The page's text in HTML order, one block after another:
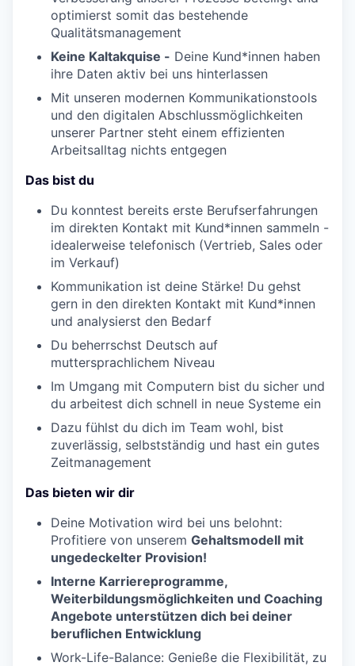
optimierst somit das bestehende
Qualitätsmanagement
Keine Kaltakquise - Deine Kund*innen haben
ihre Daten aktiv bei uns hinterlassen
Mit unseren modernen Kommunikationstools
und den digitalen Abschlussmöglichkeiten
unserer Partner steht einem effizienten
Arbeitsalltag nichts entgegen
Das bist du
Du konntest bereits erste Berufserfahrungen
im direkten Kontakt mit Kund*innen sammeln -
idealerweise telefonisch (Vertrieb, Sales oder
im Verkauf)
Kommunikation ist deine Stärke! Du gehst
gern in den direkten Kontakt mit Kund*innen
und analysierst den Bedarf
Du beherrschst Deutsch auf
muttersprachlichem Niveau
Im Umgang mit Computern bist du sicher und
du arbeitest dich schnell in neue Systeme ein
Dazu fühlst du dich im Team wohl, bist
zuverlässig, selbstständig und hast ein gutes
Zeitmanagement
Das bieten wir dir
Deine Motivation wird bei uns belohnt:
Profitiere von unserem Gehaltsmodell mit
ungedeckelter Provision!
Interne Karriereprogramme,
Weiterbildungsmöglichkeiten und Coaching
Angebote unterstützen dich bei deiner
beruflichen Entwicklung
Work-Life-Balance: Genieße die Flexibilität, zu